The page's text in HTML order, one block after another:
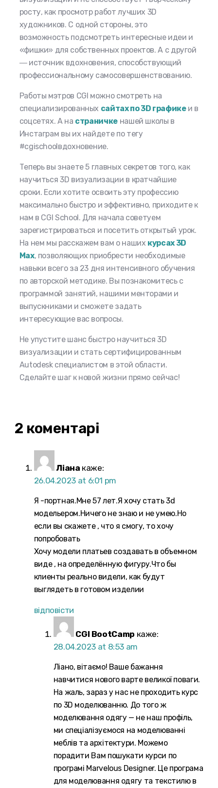
росту, как просмотр работ лучших 3D
художников. С одной стороны, это
возможность подсмотреть интересные идеи и
«фишки» для собственных проектов. А с другой
― источник вдохновения, способствующий
профессиональному самосовершенствованию.
Работы мэтров CGI можно смотреть на
специализированных сайтах по 3D графикеи в
соцсетях. А на страничкенашей школы в
Инстаграм вы их найдете по тегу
#cgischoolвдохновение.
Теперь вы знаете 5 главных секретов того, как
научиться 3D визуализации в кратчайшие
сроки. Если хотите освоить эту профессию
максимально быстро и эффективно, приходите к
нам в CGI School. Для начала советуем
зарегистрироваться и посетить открытый урок.
На нем мы расскажем вам о наших курсах 3D
Max, позволяющих приобрести необходимые
навыки всего за 23 дня интенсивного обучения
по авторской методике. Вы познакомитесь с
программой занятий, нашими менторами и
выпускниками и сможете задать
интересующие вас вопросы.
Не упустите шанс быстро научиться 3D
визуализации и стать сертифицированным
Autodesk специалистом в этой области.
Сделайте шаг к новой жизни прямо сейчас!
2 коментарі
Ліана каже:
26.04.2023 at 6:01 pm
Я -портная.Мне 57 лет.Я хочу стать 3d
модельером.Ничего не знаю и не умею.Но
если вы скажете , что я смогу, то хочу
попробовать
Хочу модели платьев создавать в объемном
виде , на определённую фигуру.Что бы
клиенты реально видели, как будут
выглядеть в готовом изделии
відповісти
CGI BootCamp каже:
28.04.2023 at 8:53 am
Ліано, вітаємо! Ваше бажання
навчитися нового варте великої поваги.
На жаль, зараз у нас не проходить курс
по 3D моделюванню. До того ж
моделювання одягу — не наш профіль,
ми спеціалізуємося на моделюванні
меблів та архітектури. Можемо
порадити Вам пошукати курси по
програмі Marvelous Designer. Це програма
для моделювання одягу та текстилю в